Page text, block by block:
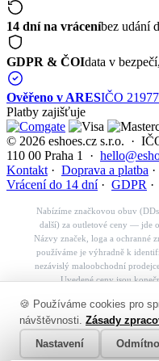
14 dní na vráceníbez udání
GDPR & ČOIdata v
Ověřeno v ARESIČO
Platby zajišťuje
© 2026 eshoes.cz s.r.o. ·
110 00 Praha 1 ·
Kontakt· Doprava a platba ·
Vrácení do 14 dní · GDPR ·
Nabízíme značkovou obuv
další) za outletové ceny — jde
Názvy značek, loga a ochranné
používáme je výhradně k
nezávislý maloobchodní
Uvedené ceny jsou
✕
Váš košík je prázdný
🍪 Používáme cookies pro
návštěvnosti. Zásady
Nastavení